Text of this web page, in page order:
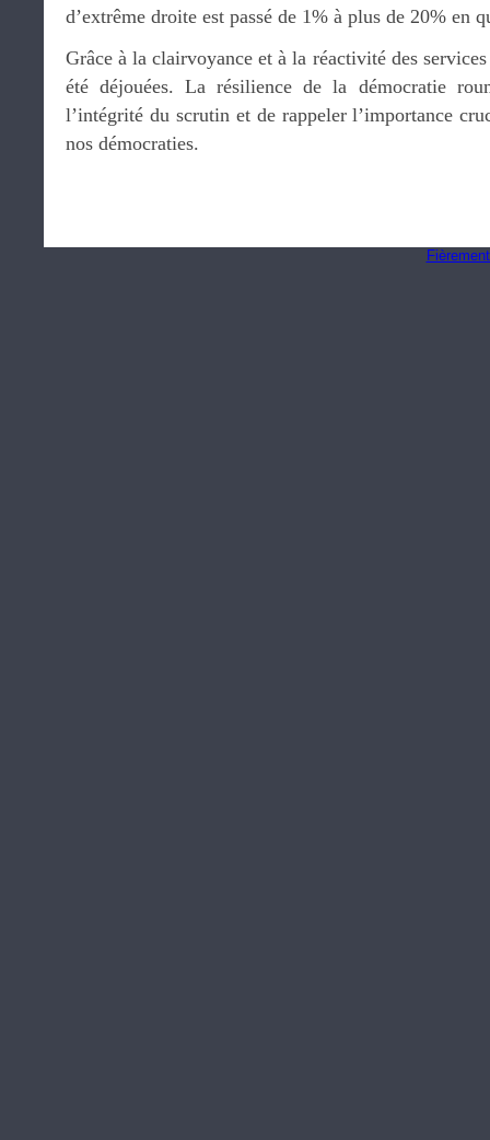
d’extrême droite est passé de 1% à plus de 20% en
Grâce à la clairvoyance et à la réactivité des
été déjouées. La résilience de la démocratie
l’intégrité du scrutin et de rappeler l’importance
nos démocraties.